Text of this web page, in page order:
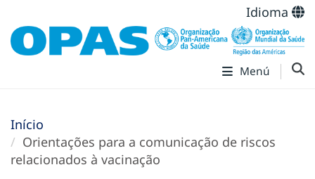
Idioma
Menú
Início
Orientações para a comunicação de riscos
relacionados à vacinação